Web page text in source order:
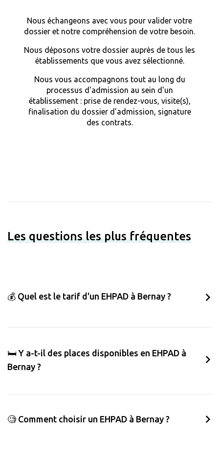
Nous échangeons avec vous pour valider votre
dossier et notre compréhension de votre besoin.
Nous déposons votre dossier auprès de tous les
établissements que vous avez sélectionné.
Nous vous accompagnons tout au long du
processus d'admission au sein d'un
établissement : prise de rendez-vous, visite(s),
finalisation du dossier d'admission, signature
des contrats.
Les questions les plus fréquentes
💰 Quel est le tarif d'un EHPAD à Bernay ?
🛏️ Y a-t-il des places disponibles en EHPAD à
Bernay ?
🧐 Comment choisir un EHPAD à Bernay ?